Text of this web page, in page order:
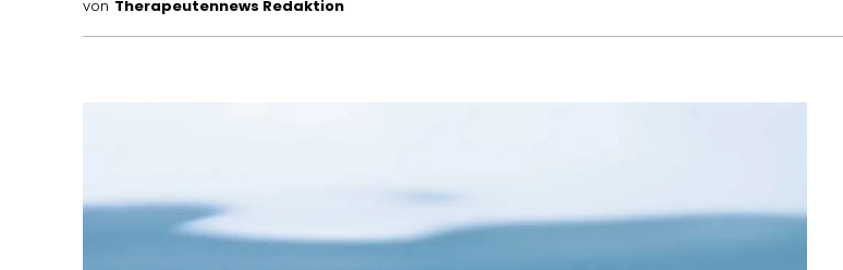
von Therapeutennews Redaktion